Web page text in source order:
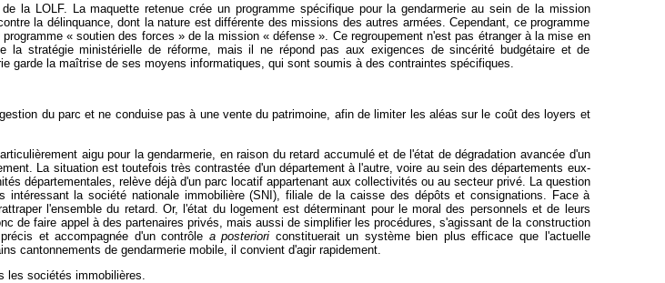
la LOLF. La maquette retenue crée un programme spécifique pour la gendarmerie au sein de la mission
la délinquance, dont la nature est différente des missions des autres armées. Cependant, ce programme
« soutien des forces » de la mission « défense ». Ce regroupement n'est pas étranger à la mise en
la stratégie ministérielle de réforme, mais il ne répond pas aux exigences de sincérité budgétaire et de
garde la maîtrise de ses moyens informatiques, qui sont soumis à des contraintes spécifiques.
du parc et ne conduise pas à une vente du patrimoine, afin de limiter les aléas sur le coût des loyers et
aigu pour la gendarmerie, en raison du retard accumulé et de l'état de dégradation avancée d'un
La situation est toutefois très contrastée d'un département à l'autre, voire au sein des départements eux-
départementales, relève déjà d'un parc locatif appartenant aux collectivités ou au secteur privé. La question
la société nationale immobilière (SNI), filiale de la caisse des dépôts et consignations. Face à
l'ensemble du retard. Or, l'état du logement est déterminant pour le moral des personnels et de leurs
de faire appel à des partenaires privés, mais aussi de simplifier les procédures, s'agissant de la construction
et accompagnée d'un contrôle a posteriori constituerait un système bien plus efficace que l'actuelle
cantonnements de gendarmerie mobile, il convient d'agir rapidement.
sociétés immobilières.